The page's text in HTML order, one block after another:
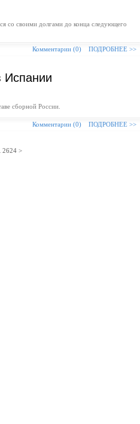
со своими долгами до конца следующего
Комментарии (0) ПОДРОБНЕЕ >>
Испании
сборной России.
Комментарии (0) ПОДРОБНЕЕ >>
2624 >